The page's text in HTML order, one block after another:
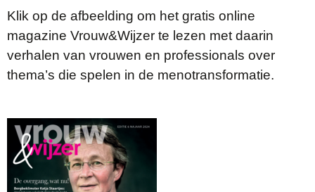
Klik op de afbeelding om het gratis online
magazine Vrouw&Wijzer te lezen met daarin
verhalen van vrouwen en professionals over
thema’s die spelen in de menotransformatie.